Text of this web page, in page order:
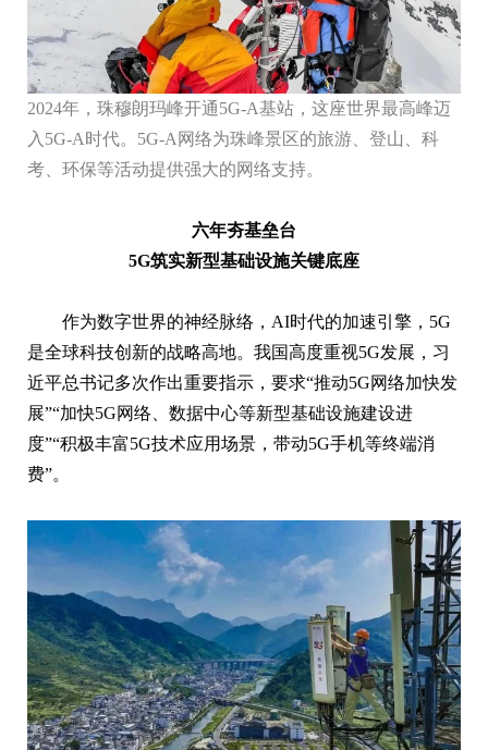
2024年，珠穆朗玛峰开通5G-A基站，这座世界最高峰迈
入5G-A时代。5G-A网络为珠峰景区的旅游、登山、科
考、环保等活动提供强大的网络支持。
六年夯基垒台
5G筑实新型基础设施关键底座
作为数字世界的神经脉络，AI时代的加速引擎，5G
是全球科技创新的战略高地。我国高度重视5G发展，习
近平总书记多次作出重要指示，要求“推动5G网络加快发
展”“加快5G网络、数据中心等新型基础设施建设进
度”“积极丰富5G技术应用场景，带动5G手机等终端消
费”。